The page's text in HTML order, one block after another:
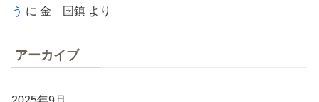
う に 金 国鎮 より
アーカイブ